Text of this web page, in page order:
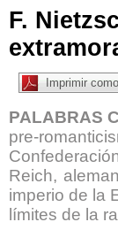
F.
Imprimir
PALABRAS
pre-
Reich,
imperio de la
límites de la